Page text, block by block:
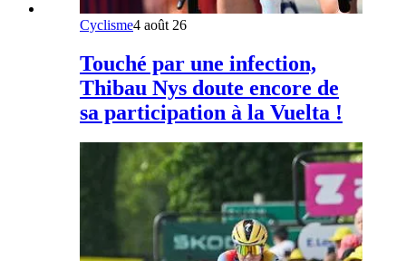
Cyclisme4 août 26
Touché par une infection,
Thibau Nys doute encore de
sa participation à la Vuelta !